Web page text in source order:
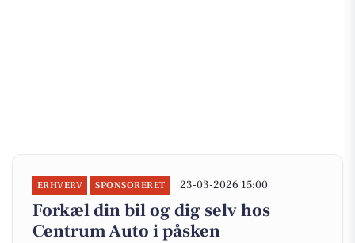
ERHVERV SPONSORERET 23-03-2026 15:00
Forkæl din bil og dig selv hos
Centrum Auto i påsken